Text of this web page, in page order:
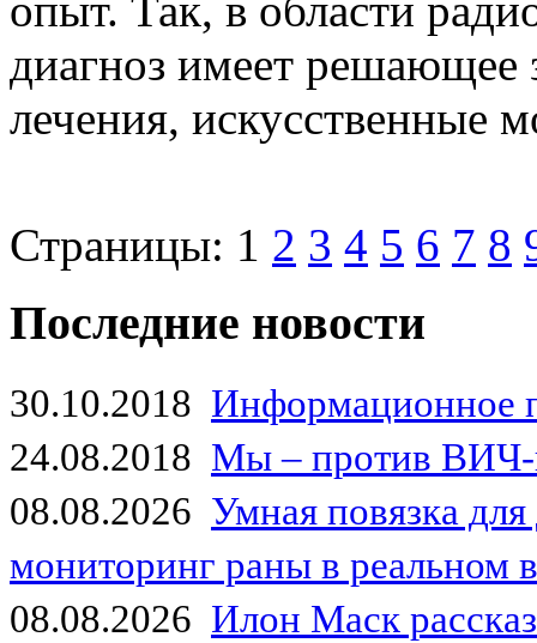
опыт. Так, в области
диагноз имеет решающее
лечения, искусственные
Страницы: 1 2 3 4 5 6 7 8
Последние новости
30.10.2018 Информационное
24.08.2018 Мы – против
08.08.2026 Умная повязка
мониторинг раны в реальном
08.08.2026 Илон Маск